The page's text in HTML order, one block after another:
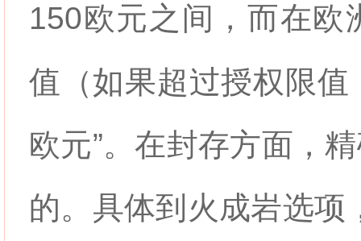
150欧元之间，而在欧
值（如果超过授权限
欧元”。在封存方面，
的。具体到火成岩选项